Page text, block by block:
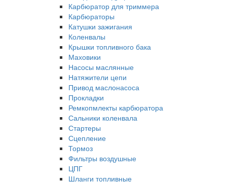
Карбюратор для триммера
Карбюраторы
Катушки зажигания
Коленвалы
Крышки топливного бака
Маховики
Насосы маслянные
Натяжители цепи
Привод маслонасоса
Прокладки
Ремкопмлекты карбюратора
Сальники коленвала
Стартеры
Сцепление
Тормоз
Фильтры воздушные
ЦПГ
Шланги топливные